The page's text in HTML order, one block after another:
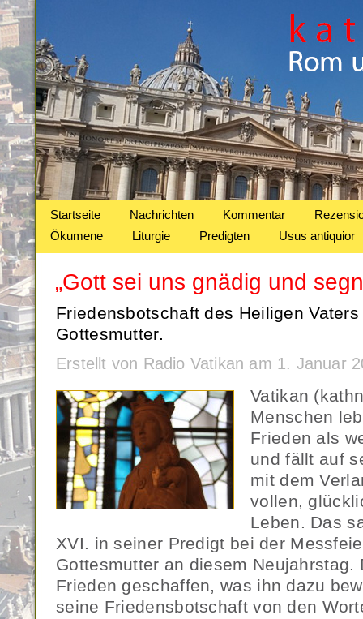
Startseite Nachrichten Kommentar
Ökumene
Liturgie Predigten Usus antiquior
„Gott sei uns gnädig und
Friedensbotschaft des Heiligen
Gottesmutter.
Erstellt von Radio Vatikan am 1. Januar
Vatikan
Menschen
Frieden als
und fällt auf
mit dem
vollen,
Leben. Das
XVI. in seiner Predigt bei der
Gottesmutter an diesem Neujahrstag.
Frieden geschaffen, was ihn dazu
seine Friedensbotschaft von den